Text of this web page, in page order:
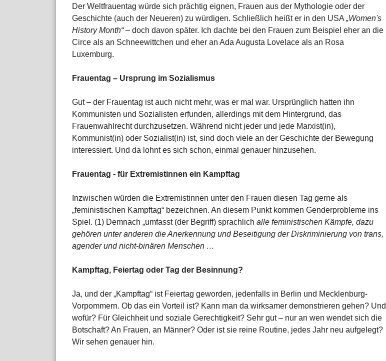
Der Weltfrauentag würde sich prächtig eignen, Frauen aus der Mythologie oder der
Geschichte (auch der Neueren) zu würdigen. Schließlich heißt er in den USA „Women's
History Month“– doch davon später. Ich dachte bei den Frauen zum Beispiel eher an die
Circe als an Schneewittchen und eher an Ada Augusta Lovelace als an Rosa
Luxemburg.
Frauentag – Ursprung im Sozialismus
Gut – der Frauentag ist auch nicht mehr, was er mal war. Ursprünglich hatten ihn
Kommunisten und Sozialisten erfunden, allerdings mit dem Hintergrund, das
Frauenwahlrecht durchzusetzen. Während nicht jeder und jede Marxist(in),
Kommunist(in) oder Sozialist(in) ist, sind doch viele an der Geschichte der Bewegung
interessiert. Und da lohnt es sich schon, einmal genauer hinzusehen.
Frauentag - für Extremistinnen ein Kampftag
Inzwischen würden die Extremistinnen unter den Frauen diesen Tag gerne als
„feministischen Kampftag“ bezeichnen. An diesem Punkt kommen Genderprobleme ins
Spiel. (1) Demnach „umfasst (der Begriff) sprachlich alle feministischen Kämpfe, dazu
gehören unter anderen die Anerkennung und Beseitigung der Diskriminierung von trans,
agender und nicht-binären Menschen …
Kampftag, Feiertag oder Tag der Besinnung?
Ja, und der „Kampftag“ ist Feiertag geworden, jedenfalls in Berlin und Mecklenburg-
Vorpommern. Ob das ein Vorteil ist? Kann man da wirksamer demonstrieren gehen? Und
wofür? Für Gleichheit und soziale Gerechtigkeit? Sehr gut – nur an wen wendet sich die
Botschaft? An Frauen, an Männer? Oder ist sie reine Routine, jedes Jahr neu aufgelegt?
Wir sehen genauer hin.